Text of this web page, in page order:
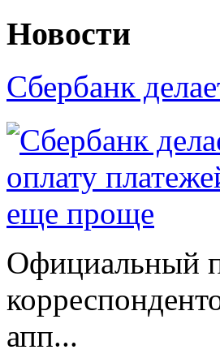
Новости
Сбербанк
Официальный
апп...